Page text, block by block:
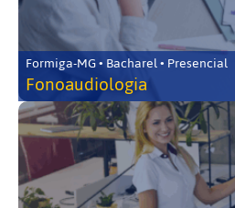
Formiga-MG • Bacharel • Presencial
Fonoaudiologia